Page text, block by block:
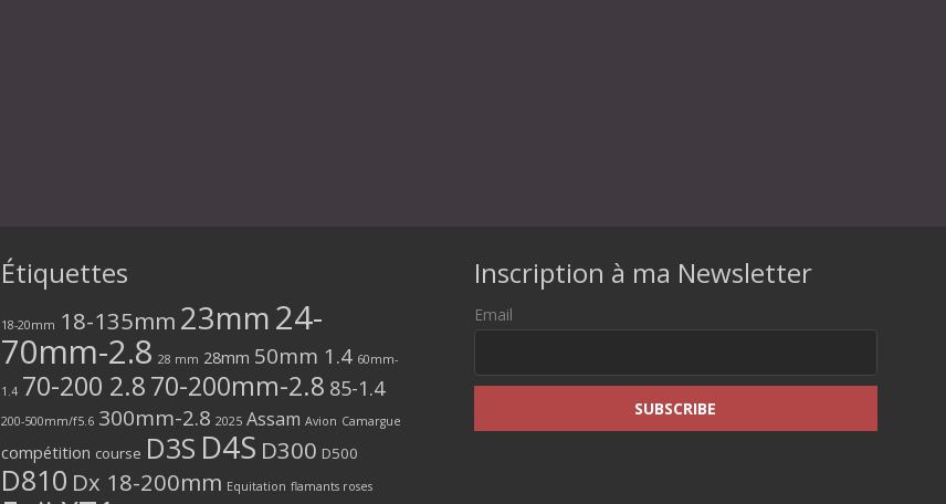
Étiquettes
18-20mm 18-135mm 23mm24-
70mm-2.8 28 mm 28mm 50mm 1.4 60mm-
1.4 70-200 2.870-200mm-2.8 85-1.4
200-500mm/f5.6 300mm-2.8 2025 Assam Avion Camargue
compétition course D3S D4S D300 D500
D810 Dx 18-200mm Equitation flamants roses
Inscription à ma Newsletter
Email